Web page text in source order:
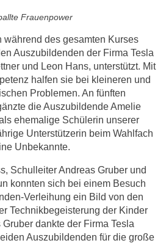
Frauenpower
während des gesamten Kurses
Auszubildenden der Firma Tesla
und Leon Hans, unterstützt. Mit
halfen sie bei kleineren und
Problemen. An fünften
die Auszubildende Amelie
ehemalige Schülerin unserer
Unterstützerin beim Wahlfach
Unbekannte.
Schulleiter Andreas Gruber und
konnten sich bei einem Besuch
Verleihung ein Bild von den
Technikbegeisterung der Kinder
dankte der Firma Tesla
Auszubildenden für die große